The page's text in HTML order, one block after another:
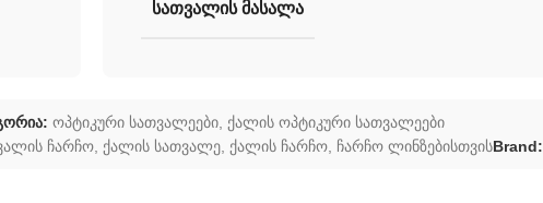
ᲡᲐᲗᲕᲐᲚᲘᲡ ᲛᲐᲡᲐᲚᲐ
ოპტიკური სათვალეები ქალის ოპტიკური სათვალეები
ჩარჩო ქალის სათვალე ქალის ჩარჩო ჩარჩო ლინზებისთვისBrand: